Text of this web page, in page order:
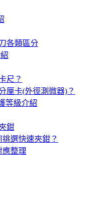
各類區分
尺？
厘卡(外徑測微器)？
等級介紹
鉗
挑選快速夾鉗？
應整理